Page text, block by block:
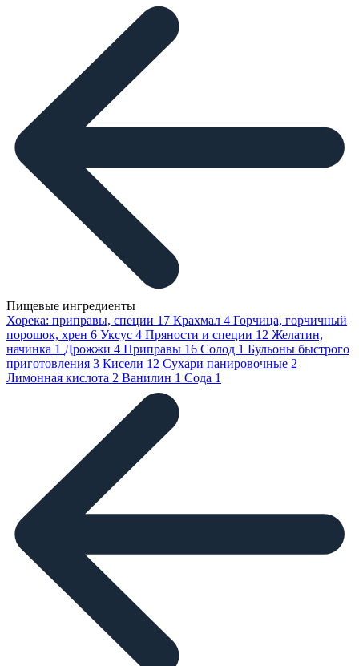
Пищевые ингредиенты
Хорека: приправы, специи 17 Крахмал 4 Горчица, горчичный
порошок, хрен 6 Уксус 4 Пряности и специи 12 Желатин,
начинка 1 Дрожжи 4 Приправы 16 Солод 1 Бульоны быстрого
приготовления 3 Кисели 12 Сухари панировочные 2
Лимонная кислота 2 Ванилин 1 Сода 1